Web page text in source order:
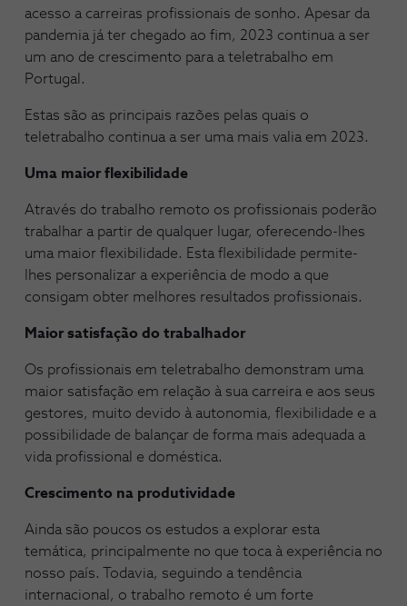
acesso a carreiras profissionais de sonho. Apesar da
pandemia já ter chegado ao fim, 2023 continua a ser
um ano de crescimento para a teletrabalho em
Portugal.
Estas são as principais razões pelas quais o
teletrabalho continua a ser uma mais valia em 2023.
Uma maior flexibilidade
Através do trabalho remoto os profissionais poderão
trabalhar a partir de qualquer lugar, oferecendo-lhes
uma maior flexibilidade. Esta flexibilidade permite-
lhes personalizar a experiência de modo a que
consigam obter melhores resultados profissionais.
Maior satisfação do trabalhador
Os profissionais em teletrabalho demonstram uma
maior satisfação em relação à sua carreira e aos seus
gestores, muito devido à autonomia, flexibilidade e a
possibilidade de balançar de forma mais adequada a
vida profissional e doméstica.
Crescimento na produtividade
Ainda são poucos os estudos a explorar esta
temática, principalmente no que toca à experiência no
nosso país. Todavia, seguindo a tendência
internacional, o trabalho remoto é um forte